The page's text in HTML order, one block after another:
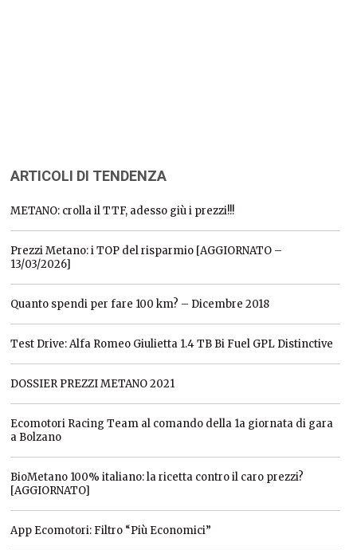
ARTICOLI DI TENDENZA
METANO: crolla il TTF, adesso giù i prezzi!!!
Prezzi Metano: i TOP del risparmio [AGGIORNATO –
13/03/2026]
Quanto spendi per fare 100 km? – Dicembre 2018
Test Drive: Alfa Romeo Giulietta 1.4 TB Bi Fuel GPL Distinctive
DOSSIER PREZZI METANO 2021
Ecomotori Racing Team al comando della 1a giornata di gara
a Bolzano
BioMetano 100% italiano: la ricetta contro il caro prezzi?
[AGGIORNATO]
App Ecomotori: Filtro “Più Economici”